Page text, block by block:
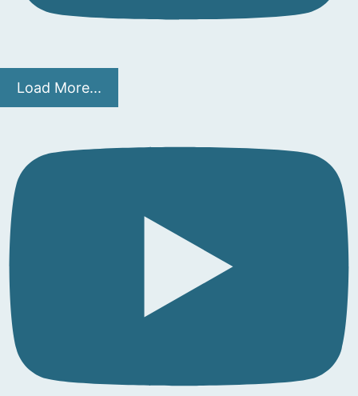
Load More...